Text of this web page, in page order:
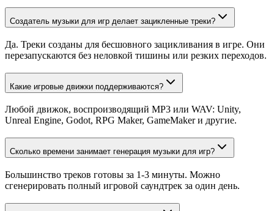
Создатель музыки для игр делает зацикленные треки?
Да. Треки созданы для бесшовного зацикливания в игре. Они
перезапускаются без неловкой тишины или резких переходов.
Какие игровые движки поддерживаются?
Любой движок, воспроизводящий MP3 или WAV: Unity,
Unreal Engine, Godot, RPG Maker, GameMaker и другие.
Сколько времени занимает генерация музыки для игр?
Большинство треков готовы за 1-3 минуты. Можно
сгенерировать полный игровой саундтрек за один день.